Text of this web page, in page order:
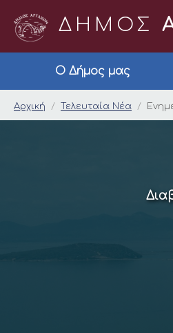
ΔΗΜΟΣ
Ο Δήμος μας
Ενημέρωση
Αρχική Τελευταία Νέα